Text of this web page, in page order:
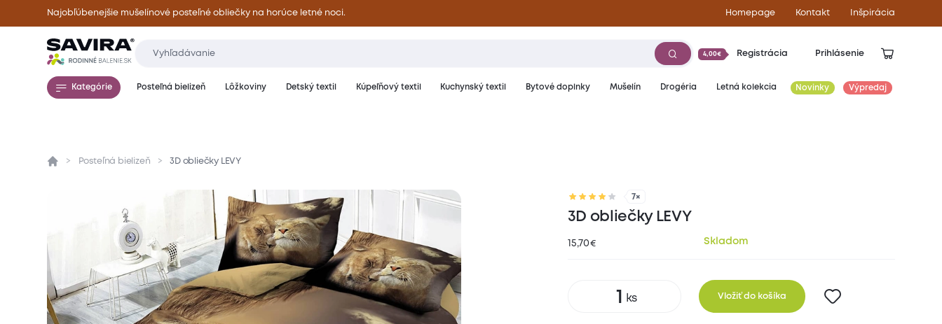
Najobľúbenejšie mušelínové posteľné obliečky na horúce letné noci. Homepage Kontakt Inšpirácia
4,00€ Registrácia Prihlásenie
Kategórie Posteľná bielizeň Lôžkoviny Detský textil Kúpeľňový textil Kuchynský textil Bytové doplnky Mušelín Drogéria Letná kolekcia Novinky Výpredaj
Prehľad Parametre Popis produktu
Posteľná bielizeň 3D obliečky LEVY
7×
3D obliečky LEVY
15,70 € Skladom
Vložiť do košíka